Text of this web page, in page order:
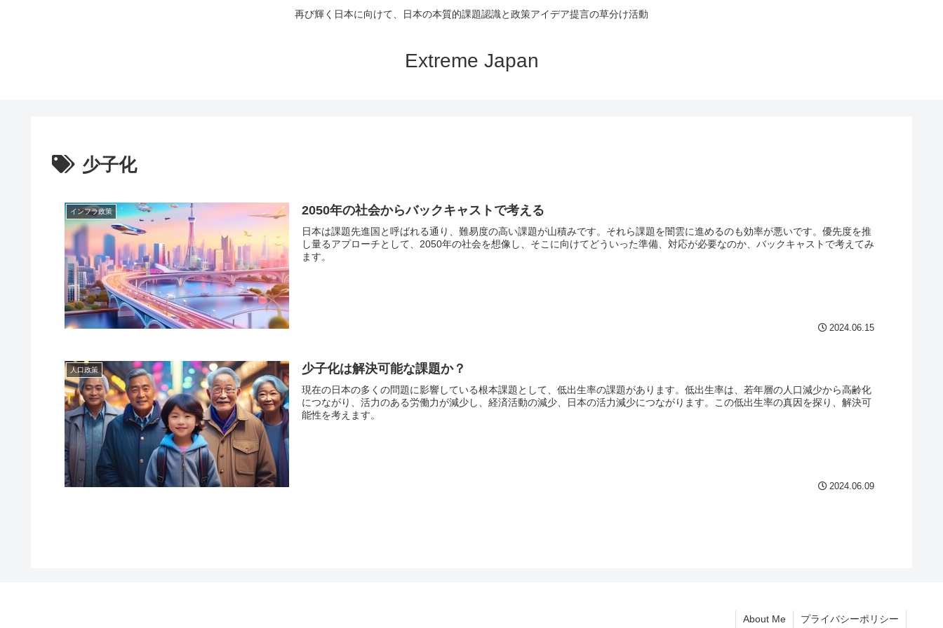
再び輝く日本に向けて、日本の本質的課題認識と政策アイデア提言の草分け活動
Extreme Japan
少子化
インフラ政策 2050年の社会からバックキャストで考える
日本は課題先進国と呼ばれる通り、難易度の高い課題が山積みです。それら課題を闇雲に進めるのも効率が悪いです。優先度を推
し量るアプローチとして、2050年の社会を想像し、そこに向けてどういった準備、対応が必要なのか、バックキャストで考えてみ
ます。
2024.06.15
人口政策 少子化は解決可能な課題か？
現在の日本の多くの問題に影響している根本課題として、低出生率の課題があります。低出生率は、若年層の人口減少から高齢化
につながり、活力のある労働力が減少し、経済活動の減少、日本の活力減少につながります。この低出生率の真因を探り、解決可
能性を考えます。
2024.06.09
About Me プライバシーポリシー